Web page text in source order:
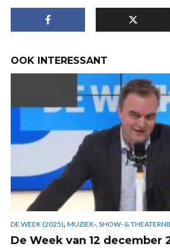
OOK INTERESSANT
DE WEEK (2025), MUZIEK-, SHOW- &
De Week van 12 december